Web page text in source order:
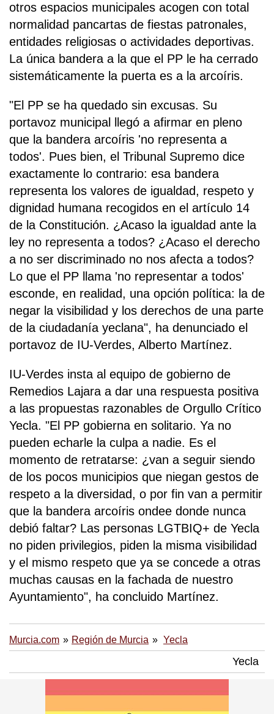
otros espacios municipales acogen con total
normalidad pancartas de fiestas patronales,
entidades religiosas o actividades deportivas.
La única bandera a la que el PP le ha cerrado
sistemáticamente la puerta es a la arcoíris.
"El PP se ha quedado sin excusas. Su
portavoz municipal llegó a afirmar en pleno
que la bandera arcoíris 'no representa a
todos'. Pues bien, el Tribunal Supremo dice
exactamente lo contrario: esa bandera
representa los valores de igualdad, respeto y
dignidad humana recogidos en el artículo 14
de la Constitución. ¿Acaso la igualdad ante la
ley no representa a todos? ¿Acaso el derecho
a no ser discriminado no nos afecta a todos?
Lo que el PP llama 'no representar a todos'
esconde, en realidad, una opción política: la de
negar la visibilidad y los derechos de una parte
de la ciudadanía yeclana", ha denunciado el
portavoz de IU-Verdes, Alberto Martínez.
IU-Verdes insta al equipo de gobierno de
Remedios Lajara a dar una respuesta positiva
a las propuestas razonables de Orgullo Crítico
Yecla. "El PP gobierna en solitario. Ya no
pueden echarle la culpa a nadie. Es el
momento de retratarse: ¿van a seguir siendo
de los pocos municipios que niegan gestos de
respeto a la diversidad, o por fin van a permitir
que la bandera arcoíris ondee donde nunca
debió faltar? Las personas LGTBIQ+ de Yecla
no piden privilegios, piden la misma visibilidad
y el mismo respeto que ya se concede a otras
muchas causas en la fachada de nuestro
Ayuntamiento", ha concluido Martínez.
Murcia.com Región de Murcia Yecla
Yecla